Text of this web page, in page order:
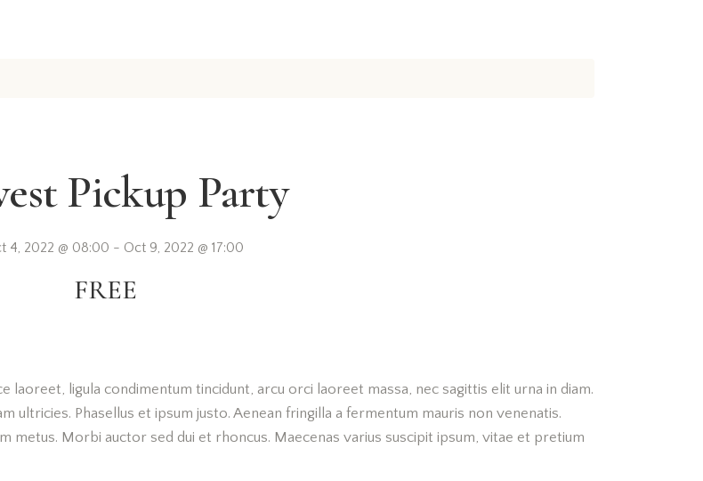
Pickup Party
4, 2022 @ 08:00 - Oct 9, 2022 @ 17:00
FREE
laoreet, ligula condimentum tincidunt, arcu orci laoreet massa, nec sagittis elit urna in diam.
Phasellus et ipsum justo. Aenean fringilla a fermentum mauris non venenatis.
metus. Morbi auctor sed dui et rhoncus. Maecenas varius suscipit ipsum, vitae et pretium